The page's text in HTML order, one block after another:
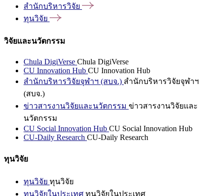
สำนักบริหารวิจัย
ทุนวิจัย
วิจัยและนวัตกรรม
Chula DigiVerse Chula DigiVerse
CU Innovation Hub CU Innovation Hub
สำนักบริหารวิจัยจุฬาฯ (สบจ.) สำนักบริหารวิจัยจุฬาฯ
(สบจ.)
ข่าวสารงานวิจัยและนวัตกรรม ข่าวสารงานวิจัยและ
นวัตกรรม
CU Social Innovation Hub CU Social Innovation Hub
CU-Daily Research CU-Daily Research
ทุนวิจัย
ทุนวิจัย ทุนวิจัย
ทุนวิจัยในประเทศ ทุนวิจัยในประเทศ